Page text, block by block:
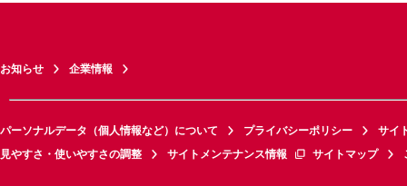
お知らせ 企業情報
パーソナルデータ（個人情報など）について プライバシーポリシー
サイ
見やすさ・使いやすさの調整
サイトメンテナンス情報 サイトマップ